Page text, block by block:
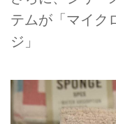
テムが「マイク
ジ」